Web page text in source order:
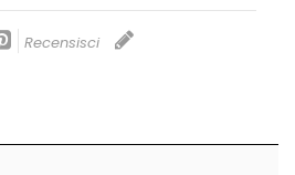
Recensisci